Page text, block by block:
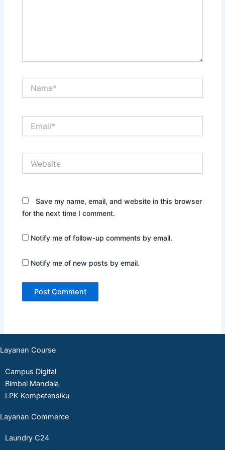
Save my name, email, and website in this browser
for the next time I comment.
Notify me of follow-up comments by email.
Notify me of new posts by email.
Layanan Course
Campus Digital
Bimbel Mandala
LPK Kompetensiku
Layanan Commerce
Laundry C24